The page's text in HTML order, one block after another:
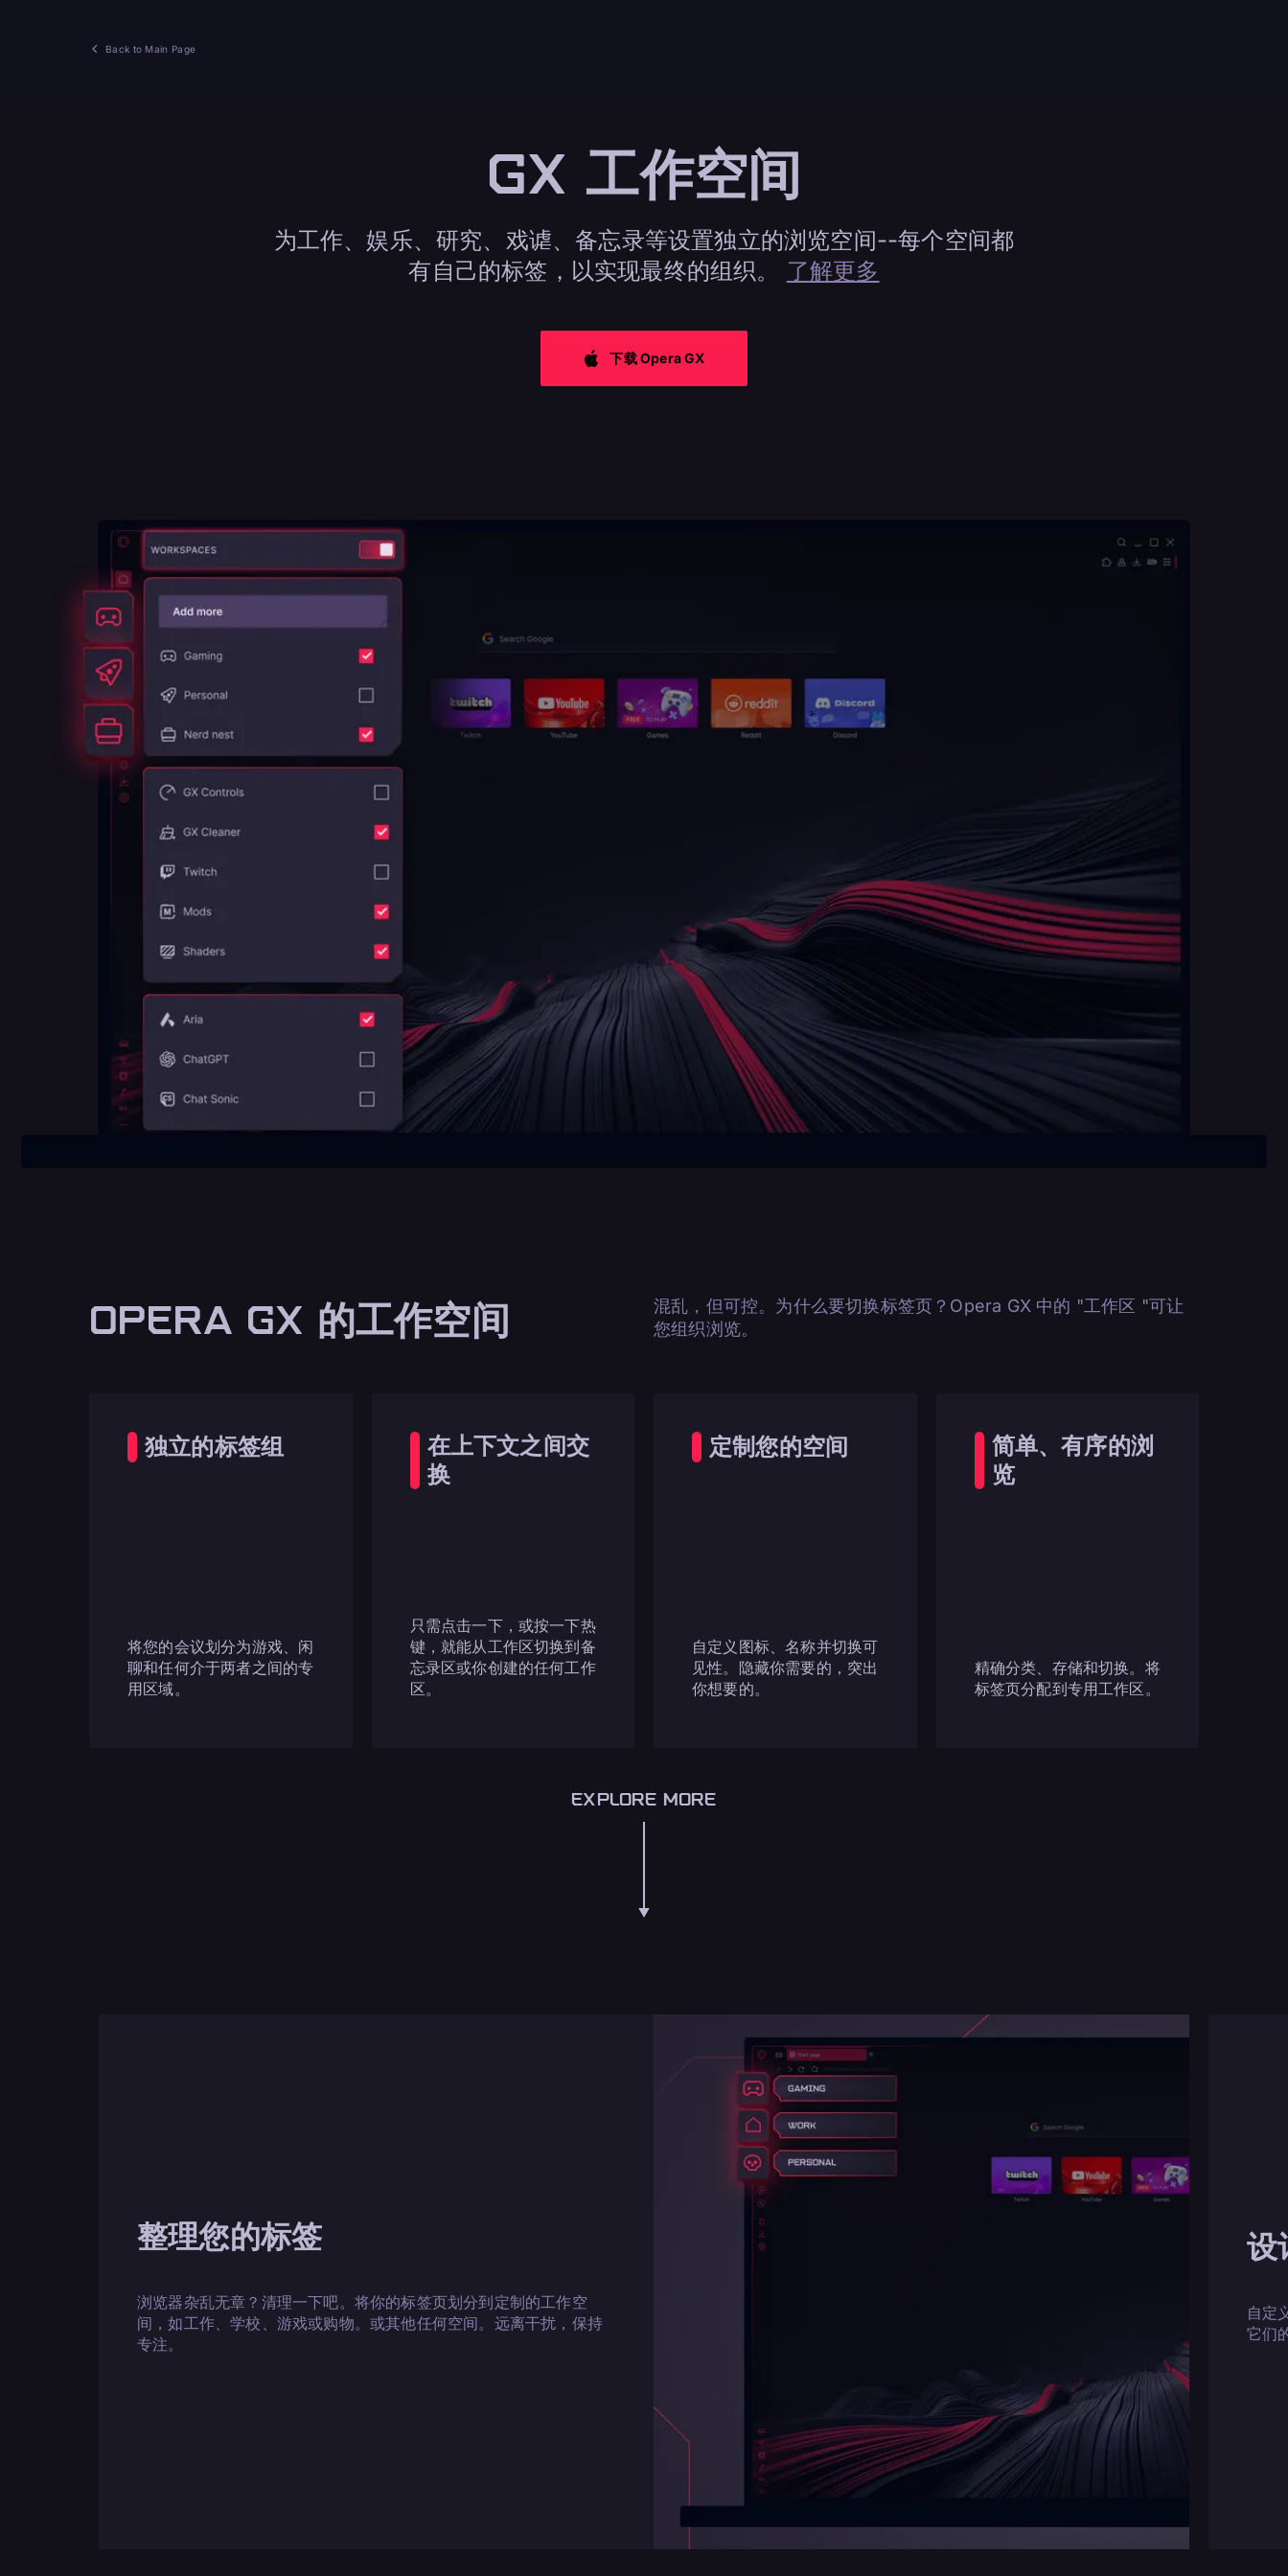
Back to Main Page
GX 工作空间
为工作、娱乐、研究、戏谑、备忘录等设置独立的浏览空间--每个空间都
有自己的标签，以实现最终的组织。 了解更多
下载 Opera GX
OPERA GX 的工作空间
混乱，但可控。为什么要切换标签页？Opera GX 中的 "工作区 "可让
您组织浏览。
独立的标签组
将您的会议划分为游戏、闲
聊和任何介于两者之间的专
用区域。
在上下文之间交
换
只需点击一下，或按一下热
键，就能从工作区切换到备
忘录区或你创建的任何工作
区。
定制您的空间
自定义图标、名称并切换可
见性。隐藏你需要的，突出
你想要的。
简单、有序的浏
览
精确分类、存储和切换。将
标签页分配到专用工作区。
EXPLORE MORE
整理您的标签
浏览器杂乱无章？清理一下吧。将你的标签页划分到定制的工作空
间，如工作、学校、游戏或购物。或其他任何空间。远离干扰，保持
专注。
设
自定
它们